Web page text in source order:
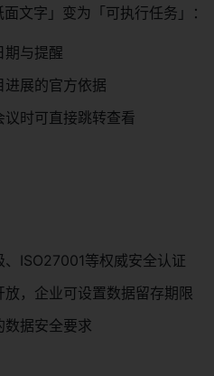
文字」变为「可执行任务」：
期与提醒
展的官方依据
时可直接跳转查看
ISO27001等权威安全认证
，企业可设置数据留存期限
数据安全要求